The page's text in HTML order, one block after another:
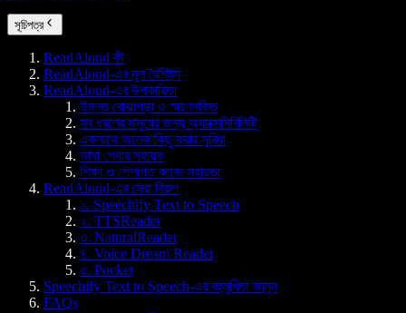
সূচিপত্র
ReadAloud কী
ReadAloud-এর মূল বৈশিষ্ট্য
ReadAloud-এর উপকারিতা
উন্নত বোঝাপড়া ও স্মরণশক্তি
সব ধরণের মানুষের জন্য অ্যাক্সেসিবিলিটি
একসাথে অনেক কিছু করার সুবিধা
ভাষা শেখার সহায়ক
শিক্ষা ও পেশাগত কাজে সহায়তা
ReadAloud-এর সেরা বিকল্প
১. Speechify Text to Speech
২. TTSReader
৩. NaturalReader
৪. Voice Dream Reader
৫. Pocket
Speechify Text to Speech-এর বহুমুখিতা জানুন
FAQs